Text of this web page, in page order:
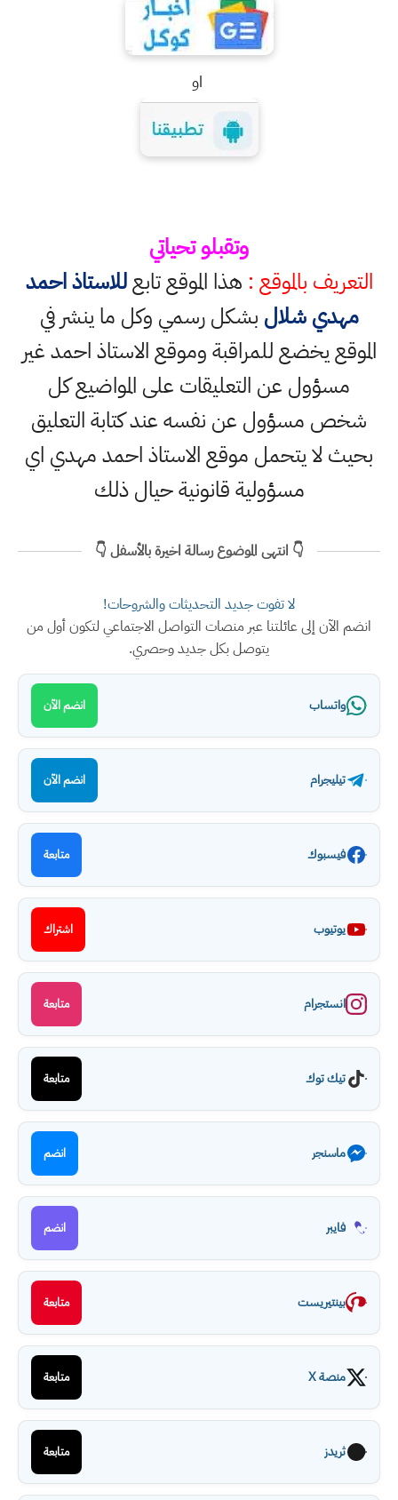
او
وتقبلو تحياتي
التعريف بالموقع : هذا الموقع تابعللاستاذ احمد
مهدي شلال بشكل رسمي وكل ما ينشر في
الموقع يخضع للمراقبة وموقع الاستاذ احمد غير
مسؤول عن التعليقات على المواضيع كل
شخص مسؤول عن نفسه عند كتابة التعليق
بحيث لا يتحمل موقع الاستاذ احمد مهدي اي
مسؤولية قانونية حيال ذلك
👇 انتهى الموضوع رسالة اخيرة بالأسفل 👇
لا تفوت جديد التحديثات والشروحات!
انضم الآن إلى عائلتنا عبر منصات التواصل الاجتماعي لتكون أول من
يتوصل بكل جديد وحصري.
واتساب انضم الآن
تيليجرام انضم الآن
فيسبوك متابعة
يوتيوب اشتراك
انستجرام متابعة
تيك توك متابعة
ماسنجر انضم
فايبر انضم
بينتيريست متابعة
منصة X متابعة
ثريدز متابعة